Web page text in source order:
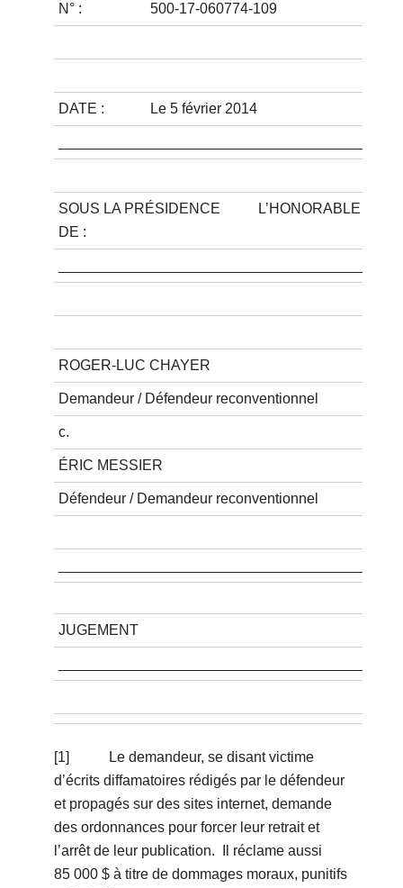
N° : 500-17-060774-109
DATE : Le 5 février 2014
SOUS LA PRÉSIDENCE
DE :
L’HONORABLE
ROGER-LUC CHAYER
Demandeur / Défendeur reconventionnel
c.
ÉRIC MESSIER
Défendeur / Demandeur reconventionnel
JUGEMENT
[1] Le demandeur, se disant victime
d’écrits diffamatoires rédigés par le défendeur
et propagés sur des sites internet, demande
des ordonnances pour forcer leur retrait et
l’arrêt de leur publication. Il réclame aussi
85 000 $ à titre de dommages moraux, punitifs